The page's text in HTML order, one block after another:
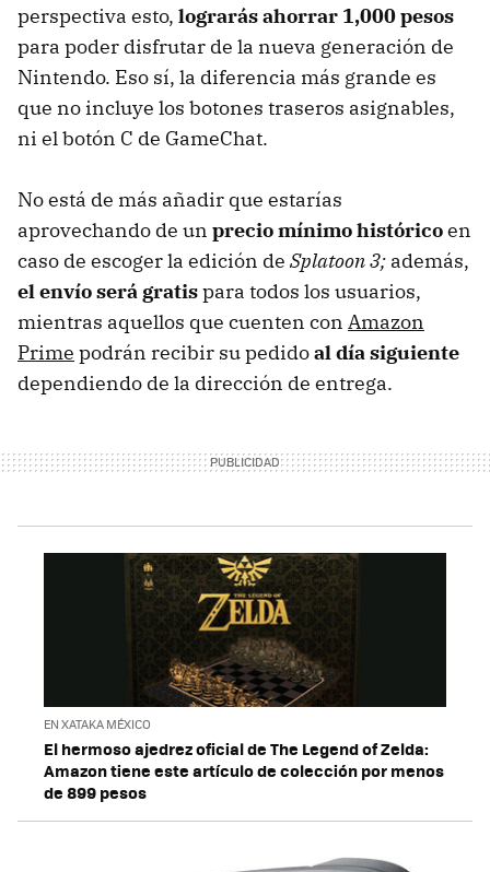
perspectiva esto, lograrás ahorrar 1,000 pesos
para poder disfrutar de la nueva generación de
Nintendo. Eso sí, la diferencia más grande es
que no incluye los botones traseros asignables,
ni el botón C de GameChat.
No está de más añadir que estarías
aprovechando de un precio mínimo históricoen
caso de escoger la edición de Splatoon 3; además,
el envío será gratispara todos los usuarios,
mientras aquellos que cuenten con Amazon
Prime podrán recibir su pedidoal día siguiente
dependiendo de la dirección de entrega.
EN XATAKA MÉXICO
El hermoso ajedrez oficial de The Legend of Zelda:
Amazon tiene este artículo de colección por menos
de 899 pesos